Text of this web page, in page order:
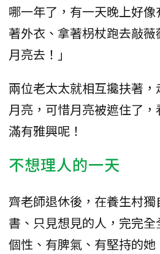
哪一年了，有一天晚上好
著外衣、拿著枴杖跑去敲
月亮去！」
兩位老太太就相互攙扶著
月亮，可惜月亮被遮住了
滿有雅興呢！
不想理人的一天
齊老師退休後，在養生村
書、只見想見的人，完完
個性、有脾氣、有堅持的她